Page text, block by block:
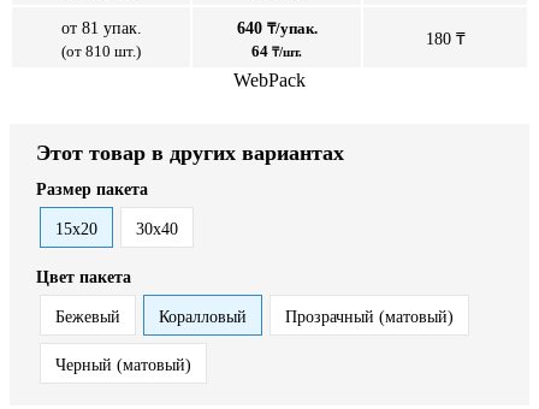
от 81 упак.
(от 810 шт.)
640 ₸/упак.
64 ₸/шт.
180 ₸
WebPack
Этот товар в других вариантах
Размер пакета
15x20 30x40
Цвет пакета
Бежевый Коралловый Прозрачный (матовый)
Черный (матовый)